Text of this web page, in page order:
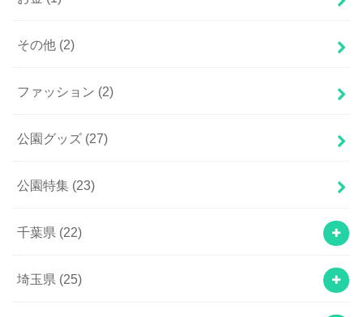
その他 (2)
ファッション (2)
公園グッズ (27)
公園特集 (23)
千葉県 (22)
埼玉県 (25)